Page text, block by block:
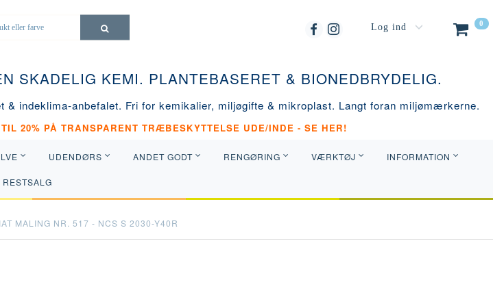
0
Log ind
SKADELIG KEMI. PLANTEBASERET & BIONEDBRYDELIG.
indeklima-anbefalet. Fri for kemikalier, miljøgifte & mikroplast. Langt foran miljømærkerne.
20% PÅ TRANSPARENT TRÆBESKYTTELSE UDE/INDE - SE HER!
UDENDØRS ANDET GODT RENGØRING VÆRKTØJ INFORMATION
RESTSALG
MALING NR. 517 - NCS S 2030-Y40R